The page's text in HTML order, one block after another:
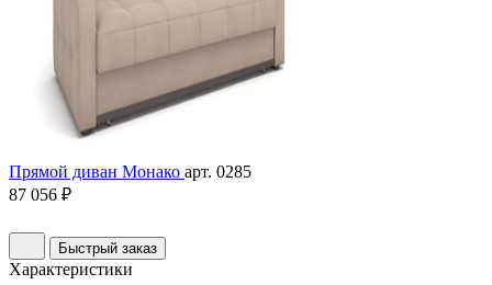
Прямой диван Монако арт. 0285
87 056 ₽
Быстрый заказ
Характеристики